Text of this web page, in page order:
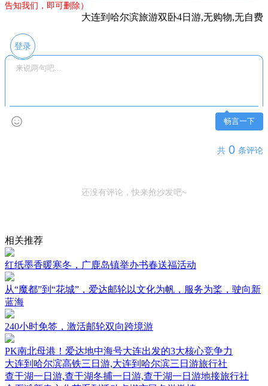
告知我们，即可删除）
大连到哈尔滨旅游双卧4日游,无购物,无自费
登录
畅言一下
共 0 条评论
还没有评论，快来抢沙发吧~
相关推荐
红纸墨香暖寒冬，广鹿岛镇举办书春送福活动
从“魔都”到“花城”，爱达邮轮以文化为帆，服务为桨，驶向新
蓝海
240小时免签，激活邮轮双向跨境游
PK南北母港！爱达地中海号大连出发的3大核心竞争力
大连到哈尔滨高铁三日游,大连到哈尔滨三日游旅行社
查干湖一日游,查干湖冬捕一日游,查干湖一日游地接旅行社